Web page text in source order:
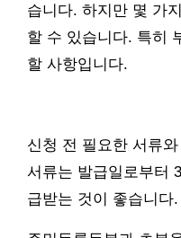
습니다. 하지만 몇 가
할 수 있습니다. 특히
할 사항입니다.
신청 전 필요한 서류
서류는 발급일로부터
급받는 것이 좋습니다.